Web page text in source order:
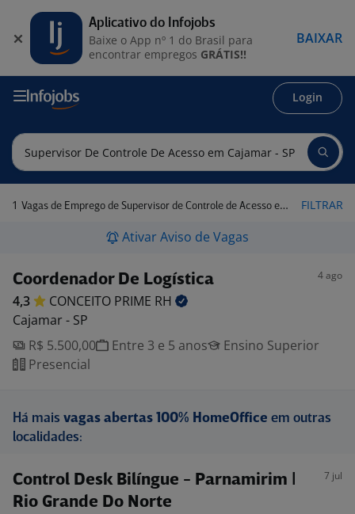
Login
1 Vagas de Emprego de Supervisor de Controle de Acesso em Cajamar - SP FILTRAR
Ativar Aviso de Vagas
Coordenador De Logística 4 ago
4,3 CONCEITO PRIME RH
Cajamar - SP
R$ 5.500,00
Entre 3 e 5 anos
Ensino Superior
Presencial
Há mais vagas abertas 100% HomeOffice em outras
localidades:
Control Desk Bilíngue - Parnamirim |
Rio Grande Do Norte
7 jul
Aplicativo do Infojobs
Baixe o App nº 1 do Brasil para
encontrar empregos GRÁTIS!!
BAIXAR